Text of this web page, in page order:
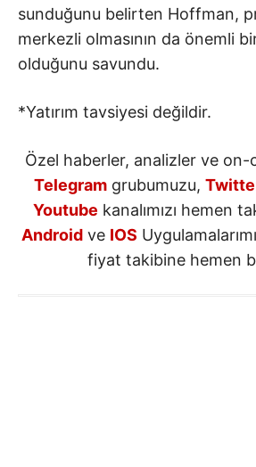
sunduğunu belirten Hoffman,
merkezli olmasının da önemli
olduğunu savundu.
*Yatırım tavsiyesi değildir.
Özel haberler, analizler ve
Telegramgrubumuzu,
Youtube kanalımızı hemen
Androidve IOS
fiyat takibine hemen